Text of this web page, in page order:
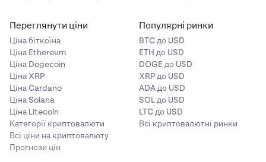
Переглянути ціни
Ціна біткоїна
Ціна Ethereum
Ціна Dogecoin
Ціна XRP
Ціна Cardano
Ціна Solana
Ціна Litecoin
Категорії криптовалюти
Всі ціни на криптовалюту
Прогнози цін
Популярні ринки
BTC до USD
ETH до USD
DOGE до USD
XRP до USD
ADA до USD
SOL до USD
LTC до USD
Всі криптовалютні ринки